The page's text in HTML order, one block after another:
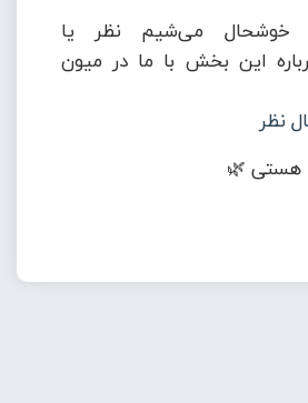
خوشحال می‌شیم نظر یا
این بخش با ما در میون
نظر
هستی 🌿